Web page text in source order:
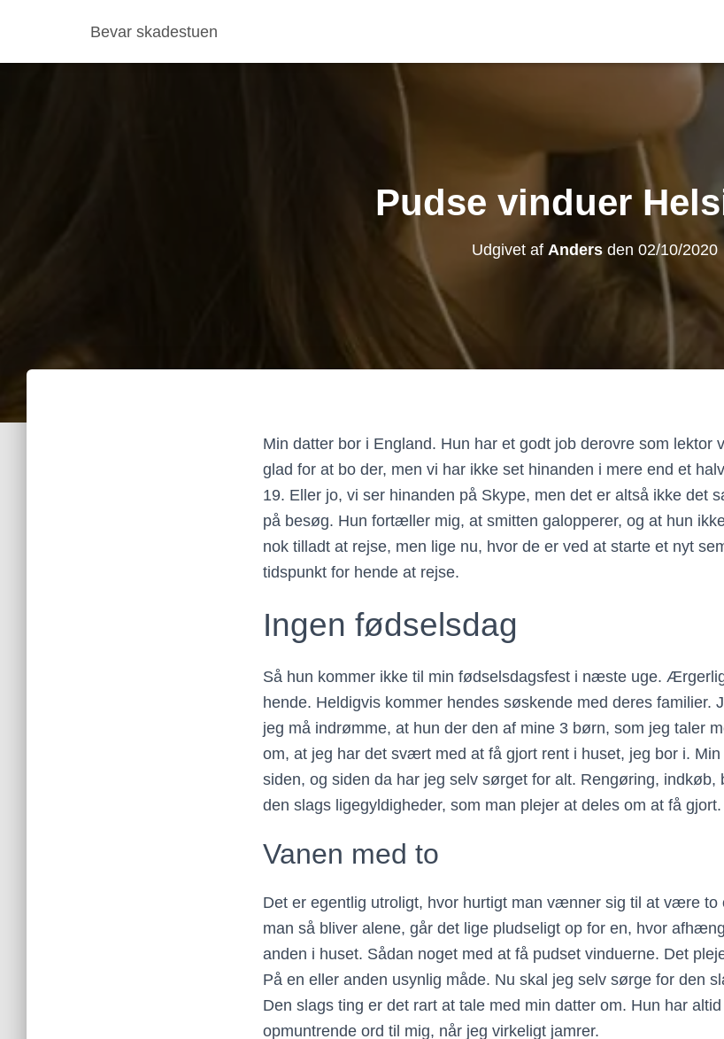
Bevar skadestuen
Pudse vinduer
Udgivet af Anders den 02/10/2020
Min datter bor i England. Hun har et godt job derovre som lektor
glad for at bo der, men vi har ikke set hinanden i mere end et
19. Eller jo, vi ser hinanden på Skype, men det er altså ikke det
på besøg. Hun fortæller mig, at smitten galopperer, og at hun
nok tilladt at rejse, men lige nu, hvor de er ved at starte et nyt
tidspunkt for hende at rejse.
Ingen fødselsdag
Så hun kommer ikke til min fødselsdagsfest i næste uge.
hende. Heldigvis kommer hendes søskende med deres familier.
jeg må indrømme, at hun der den af mine 3 børn, som jeg taler
om, at jeg har det svært med at få gjort rent i huset, jeg bor i.
siden, og siden da har jeg selv sørget for alt. Rengøring, indkøb,
den slags ligegyldigheder, som man plejer at deles om at få gjort.
Vanen med to
Det er egentlig utroligt, hvor hurtigt man vænner sig til at være to
man så bliver alene, går det lige pludseligt op for en, hvor
anden i huset. Sådan noget med at få pudset vinduerne. Det
På en eller anden usynlig måde. Nu skal jeg selv sørge for den
Den slags ting er det rart at tale med min datter om. Hun har
opmuntrende ord til mig, når jeg virkeligt jamrer.